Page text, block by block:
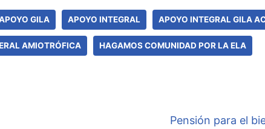
GILA APOYO INTEGRAL APOYO INTEGRAL GILA
AMIOTRÓFICA HAGAMOS COMUNIDAD POR LA ELA
Pensión para el